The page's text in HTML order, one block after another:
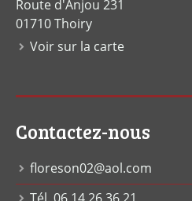
Route d'Anjou 231
01710 Thoiry
Voir sur la carte
Contactez-nous
floreson02@aol.com
Tél. 06 14 26 36 21